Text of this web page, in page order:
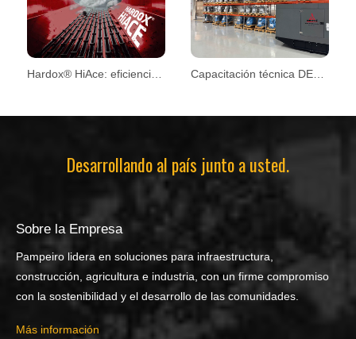
Desarrollando al país junto a usted.
Sobre la Empresa
Pampeiro lidera en soluciones para infraestructura,
construcción, agricultura e industria, con un firme compromiso
con la sostenibilidad y el desarrollo de las comunidades.
Más información